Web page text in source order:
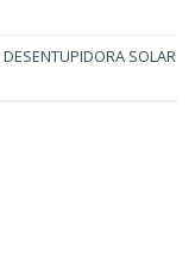
DESENTUPIDORA SOLAR